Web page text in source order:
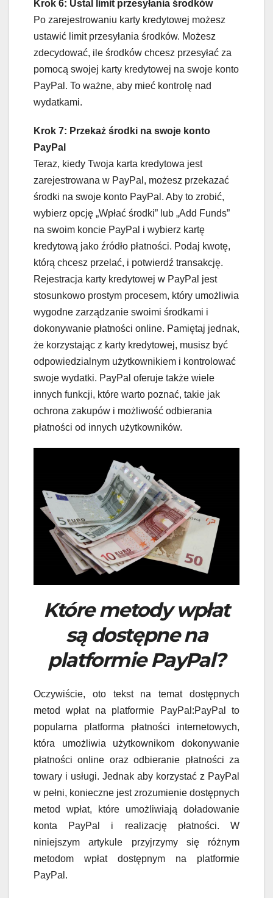
Krok 6: Ustal limit przesyłania środków
Po zarejestrowaniu karty kredytowej możesz
ustawić limit przesyłania środków. Możesz
zdecydować, ile środków chcesz przesyłać za
pomocą swojej karty kredytowej na swoje konto
PayPal. To ważne, aby mieć kontrolę nad
wydatkami.
Krok 7: Przekaż środki na swoje konto
PayPal
Teraz, kiedy Twoja karta kredytowa jest
zarejestrowana w PayPal, możesz przekazać
środki na swoje konto PayPal. Aby to zrobić,
wybierz opcję „Wpłać środki” lub „Add Funds”
na swoim koncie PayPal i wybierz kartę
kredytową jako źródło płatności. Podaj kwotę,
którą chcesz przelać, i potwierdź transakcję.
Rejestracja karty kredytowej w PayPal jest
stosunkowo prostym procesem, który umożliwia
wygodne zarządzanie swoimi środkami i
dokonywanie płatności online. Pamiętaj jednak,
że korzystając z karty kredytowej, musisz być
odpowiedzialnym użytkownikiem i kontrolować
swoje wydatki. PayPal oferuje także wiele
innych funkcji, które warto poznać, takie jak
ochrona zakupów i możliwość odbierania
płatności od innych użytkowników.
Które metody wpłat
są dostępne na
platformie PayPal?
Oczywiście, oto tekst na temat dostępnych
metod wpłat na platformie PayPal:PayPal to
popularna platforma płatności internetowych,
która umożliwia użytkownikom dokonywanie
płatności online oraz odbieranie płatności za
towary i usługi. Jednak aby korzystać z PayPal
w pełni, konieczne jest zrozumienie dostępnych
metod wpłat, które umożliwiają doładowanie
konta PayPal i realizację płatności. W
niniejszym artykule przyjrzymy się różnym
metodom wpłat dostępnym na platformie
PayPal.